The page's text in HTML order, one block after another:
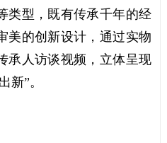
类型，既有传承千年的经
美的创新设计，通过实物
承人访谈视频，立体呈现
新”。